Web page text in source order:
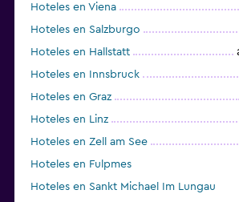
Hoteles en Viena
Hoteles en Salzburgo
Hoteles en Hallstatt
Hoteles en Innsbruck
Hoteles en Graz
Hoteles en Linz
Hoteles en Zell am See
Hoteles en Fulpmes
Hoteles en Sankt Michael Im Lungau